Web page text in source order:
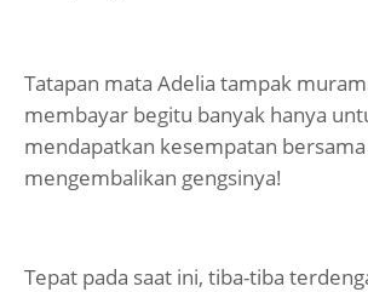
Tatapan mata Adelia tampak
membayar begitu banyak hanya
mendapatkan kesempatan bersama
mengembalikan gengsinya!
Tepat pada saat ini, tiba-tiba